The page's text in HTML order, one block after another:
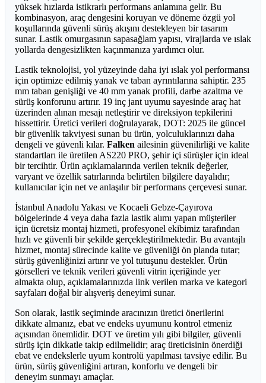
yüksek hızlarda istikrarlı performans anlamına gelir. Bu
kombinasyon, araç dengesini koruyan ve döneme özgü yol
koşullarında güvenli sürüş akışını destekleyen bir tasarım
sunar. Lastik omurgasının sapasağlam yapısı, virajlarda ve ıslak
yollarda dengesizlikten kaçınmanıza yardımcı olur.
Lastik teknolojisi, yol yüzeyinde daha iyi ıslak yol performansı
için optimize edilmiş yanak ve taban ayrıntılarına sahiptir. 235
mm taban genişliği ve 40 mm yanak profili, darbe azaltma ve
sürüş konforunu artırır. 19 inç jant uyumu sayesinde araç hat
üzerinden alınan mesajı netleştirir ve direksiyon tepkilerini
hissettirir. Üretici verileri doğrulayarak, DOT: 2025 ile güncel
bir güvenlik takviyesi sunan bu ürün, yolculuklarınızı daha
dengeli ve güvenli kılar. Falken ailesinin güvenilirliği ve kalite
standartları ile üretilen AS220 PRO, şehir içi sürüşler için ideal
bir tercihtir. Ürün açıklamalarında verilen teknik değerler,
varyant ve özellik satırlarında belirtilen bilgilere dayalıdır;
kullanıcılar için net ve anlaşılır bir performans çerçevesi sunar.
İstanbul Anadolu Yakası ve Kocaeli Gebze-Çayırova
bölgelerinde 4 veya daha fazla lastik alımı yapan müşteriler
için ücretsiz montaj hizmeti, profesyonel ekibimiz tarafından
hızlı ve güvenli bir şekilde gerçekleştirilmektedir. Bu avantajlı
hizmet, montaj sürecinde kalite ve güvenliği ön planda tutar;
sürüş güvenliğinizi artırır ve yol tutuşunu destekler. Ürün
görselleri ve teknik verileri güvenli vitrin içeriğinde yer
almakta olup, açıklamalarınızda link verilen marka ve kategori
sayfaları doğal bir alışveriş deneyimi sunar.
Son olarak, lastik seçiminde aracınızın üretici önerilerini
dikkate almanız, ebat ve endeks uyumunu kontrol etmeniz
açısından önemlidir. DOT ve üretim yılı gibi bilgiler, güvenli
sürüş için dikkatle takip edilmelidir; araç üreticisinin önerdiği
ebat ve endekslerle uyum kontrolü yapılması tavsiye edilir. Bu
ürün, sürüş güvenliğini artıran, konforlu ve dengeli bir
deneyim sunmayı amaçlar.